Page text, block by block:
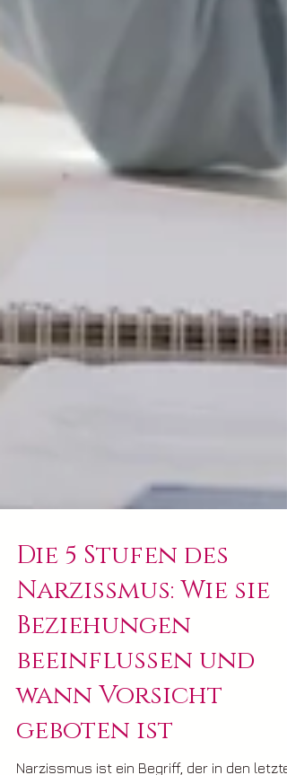
Die 5 Stufen des
Narzissmus: Wie sie
Beziehungen
beeinflussen und
wann Vorsicht
geboten ist